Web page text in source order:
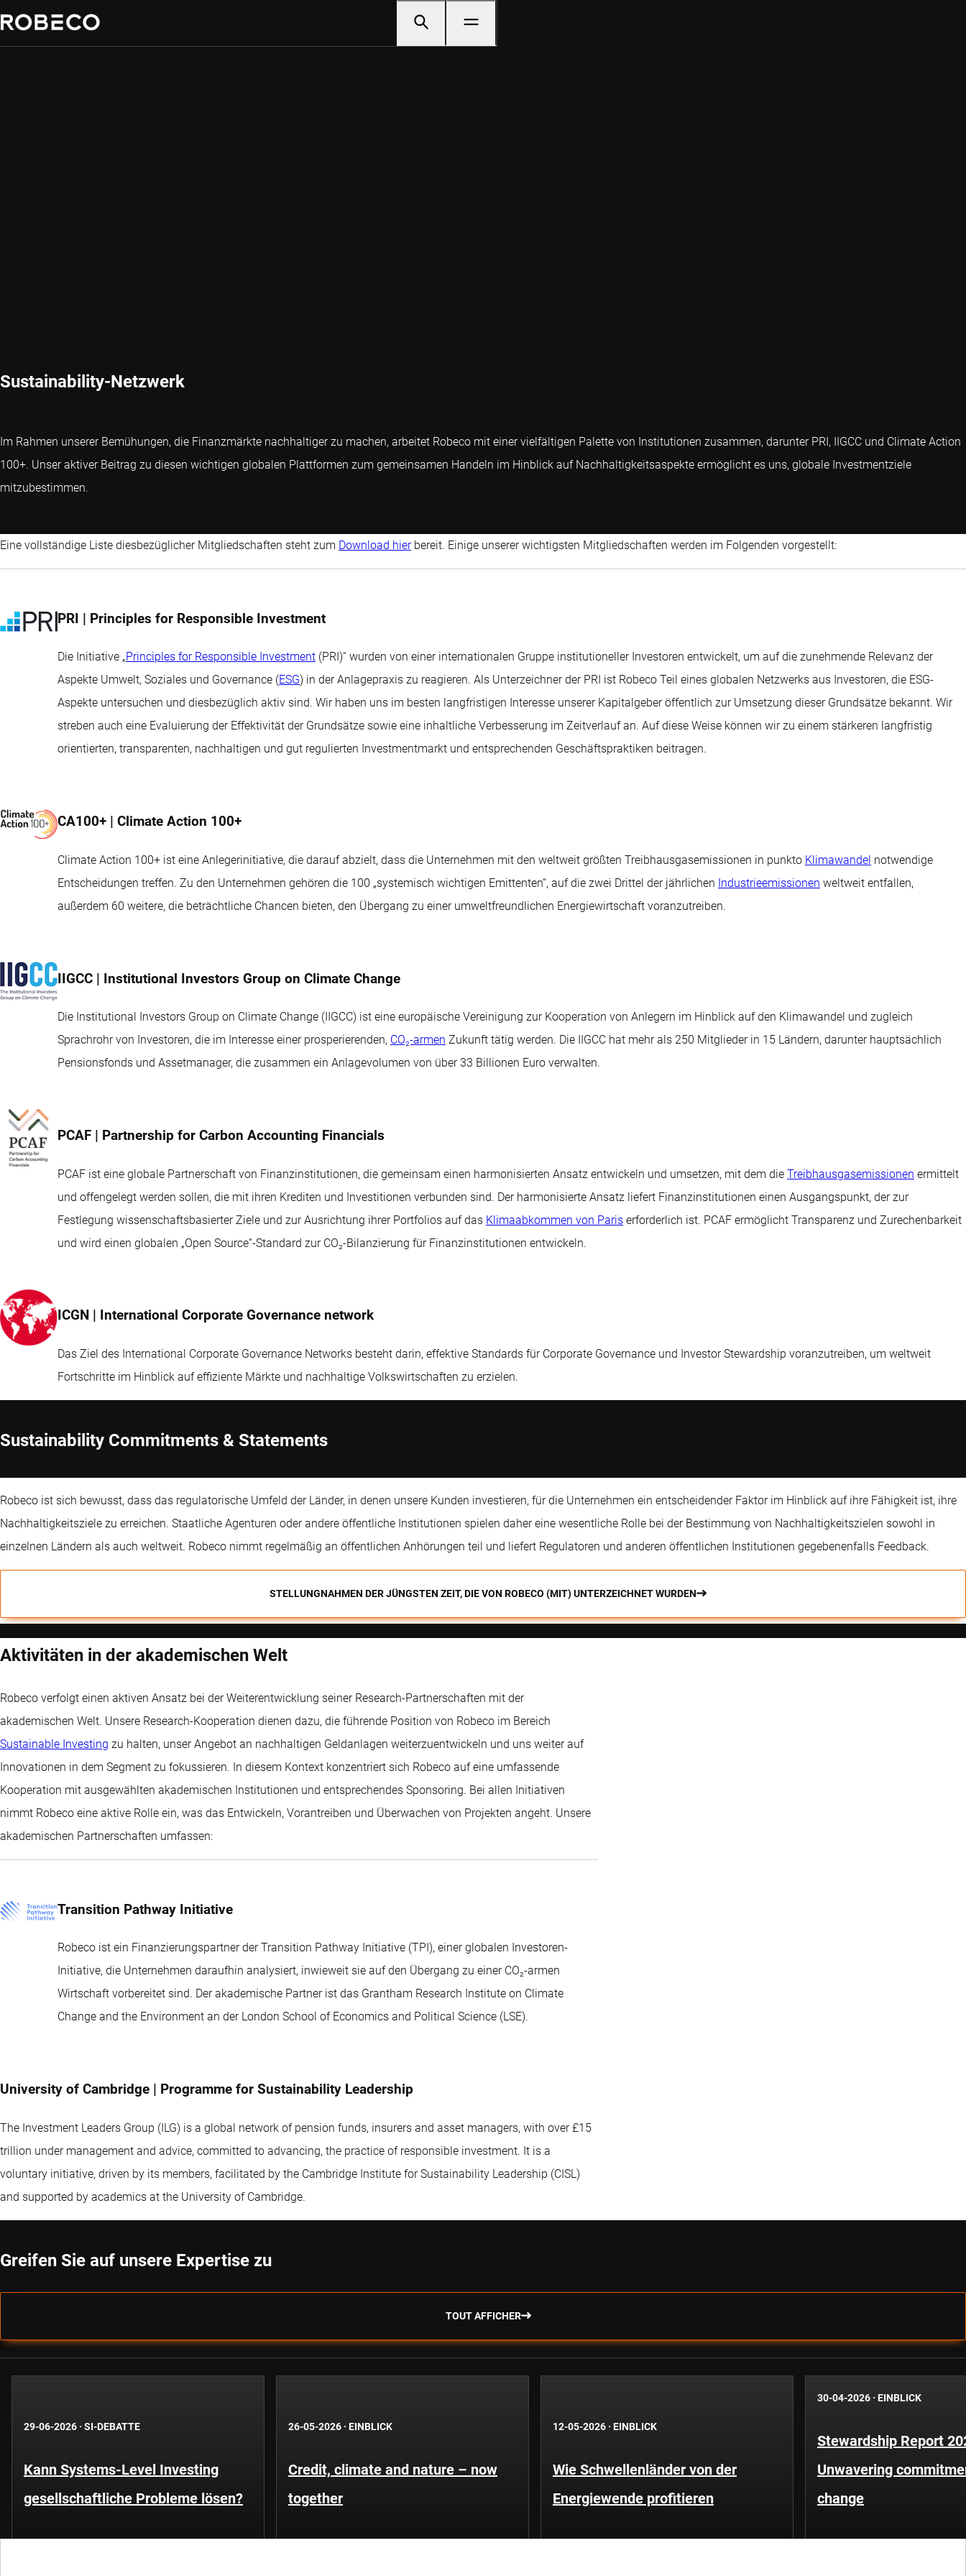
Sustainability-Netzwerk
Im Rahmen unserer Bemühungen, die Finanzmärkte nachhaltiger zu machen, arbeitet Robeco mit einer vielfältigen Palette von Institutionen zusammen, darunter PRI, IIGCC und Climate Action
100+. Unser aktiver Beitrag zu diesen wichtigen globalen Plattformen zum gemeinsamen Handeln im Hinblick auf Nachhaltigkeitsaspekte ermöglicht es uns, globale Investmentziele
mitzubestimmen.
Eine vollständige Liste diesbezüglicher Mitgliedschaften steht zum Download hierbereit. Einige unserer wichtigsten Mitgliedschaften werden im Folgenden vorgestellt:
PRI | Principles for Responsible Investment
Die Initiative „Principles for Responsible Investment (PRI)“ wurden von einer internationalen Gruppe institutioneller Investoren entwickelt, um auf die zunehmende Relevanz der
Aspekte Umwelt, Soziales und Governance (ESG) in der Anlagepraxis zu reagieren. Als Unterzeichner der PRI ist Robeco Teil eines globalen Netzwerks aus Investoren, die ESG-
Aspekte untersuchen und diesbezüglich aktiv sind. Wir haben uns im besten langfristigen Interesse unserer Kapitalgeber öffentlich zur Umsetzung dieser Grundsätze bekannt. Wir
streben auch eine Evaluierung der Effektivität der Grundsätze sowie eine inhaltliche Verbesserung im Zeitverlauf an. Auf diese Weise können wir zu einem stärkeren langfristig
orientierten, transparenten, nachhaltigen und gut regulierten Investmentmarkt und entsprechenden Geschäftspraktiken beitragen.
CA100+ | Climate Action 100+
Climate Action 100+ ist eine Anlegerinitiative, die darauf abzielt, dass die Unternehmen mit den weltweit größten Treibhausgasemissionen in punkto Klimawandel notwendige
Entscheidungen treffen. Zu den Unternehmen gehören die 100 „systemisch wichtigen Emittenten“, auf die zwei Drittel der jährlichen Industrieemissionen weltweit entfallen,
außerdem 60 weitere, die beträchtliche Chancen bieten, den Übergang zu einer umweltfreundlichen Energiewirtschaft voranzutreiben.
IIGCC | Institutional Investors Group on Climate Change
Die Institutional Investors Group on Climate Change (IIGCC) ist eine europäische Vereinigung zur Kooperation von Anlegern im Hinblick auf den Klimawandel und zugleich
Sprachrohr von Investoren, die im Interesse einer prosperierenden, CO₂-armen Zukunft tätig werden. Die IIGCC hat mehr als 250 Mitglieder in 15 Ländern, darunter hauptsächlich
Pensionsfonds und Assetmanager, die zusammen ein Anlagevolumen von über 33 Billionen Euro verwalten.
PCAF | Partnership for Carbon Accounting Financials
PCAF ist eine globale Partnerschaft von Finanzinstitutionen, die gemeinsam einen harmonisierten Ansatz entwickeln und umsetzen, mit dem die Treibhausgasemissionen ermittelt
und offengelegt werden sollen, die mit ihren Krediten und Investitionen verbunden sind. Der harmonisierte Ansatz liefert Finanzinstitutionen einen Ausgangspunkt, der zur
Festlegung wissenschaftsbasierter Ziele und zur Ausrichtung ihrer Portfolios auf das Klimaabkommen von Paris erforderlich ist. PCAF ermöglicht Transparenz und Zurechenbarkeit
und wird einen globalen „Open Source“-Standard zur CO₂-Bilanzierung für Finanzinstitutionen entwickeln.
ICGN | International Corporate Governance network
Das Ziel des International Corporate Governance Networks besteht darin, effektive Standards für Corporate Governance und Investor Stewardship voranzutreiben, um weltweit
Fortschritte im Hinblick auf effiziente Märkte und nachhaltige Volkswirtschaften zu erzielen.
Sustainability Commitments & Statements
Robeco ist sich bewusst, dass das regulatorische Umfeld der Länder, in denen unsere Kunden investieren, für die Unternehmen ein entscheidender Faktor im Hinblick auf ihre Fähigkeit ist, ihre
Nachhaltigkeitsziele zu erreichen. Staatliche Agenturen oder andere öffentliche Institutionen spielen daher eine wesentliche Rolle bei der Bestimmung von Nachhaltigkeitszielen sowohl in
einzelnen Ländern als auch weltweit. Robeco nimmt regelmäßig an öffentlichen Anhörungen teil und liefert Regulatoren und anderen öffentlichen Institutionen gegebenenfalls Feedback.
STELLUNGNAHMEN DER JÜNGSTEN ZEIT, DIE VON ROBECO (MIT) UNTERZEICHNET WURDEN
Aktivitäten in der akademischen Welt
Robeco verfolgt einen aktiven Ansatz bei der Weiterentwicklung seiner Research-Partnerschaften mit der
akademischen Welt. Unsere Research-Kooperation dienen dazu, die führende Position von Robeco im Bereich
Sustainable Investing zu halten, unser Angebot an nachhaltigen Geldanlagen weiterzuentwickeln und uns weiter auf
Innovationen in dem Segment zu fokussieren. In diesem Kontext konzentriert sich Robeco auf eine umfassende
Kooperation mit ausgewählten akademischen Institutionen und entsprechendes Sponsoring. Bei allen Initiativen
nimmt Robeco eine aktive Rolle ein, was das Entwickeln, Vorantreiben und Überwachen von Projekten angeht. Unsere
akademischen Partnerschaften umfassen:
Transition Pathway Initiative
Robeco ist ein Finanzierungspartner der Transition Pathway Initiative (TPI), einer globalen Investoren-
Initiative, die Unternehmen daraufhin analysiert, inwieweit sie auf den Übergang zu einer CO₂-armen
Wirtschaft vorbereitet sind. Der akademische Partner ist das Grantham Research Institute on Climate
Change and the Environment an der London School of Economics and Political Science (LSE).
University of Cambridge | Programme for Sustainability Leadership
The Investment Leaders Group (ILG) is a global network of pension funds, insurers and asset managers, with over £15
trillion under management and advice, committed to advancing, the practice of responsible investment. It is a
voluntary initiative, driven by its members, facilitated by the Cambridge Institute for Sustainability Leadership (CISL)
and supported by academics at the University of Cambridge.
Greifen Sie auf unsere Expertise zu
TOUT AFFICHER
29-06-2026 · SI-DEBATTE
Kann Systems-Level Investing
gesellschaftliche Probleme lösen?
26-05-2026 · EINBLICK
Credit, climate and nature – now
together
12-05-2026 · EINBLICK
Wie Schwellenländer von der
Energiewende profitieren
30-04-2026 · EINBLICK
Stewardship Report
Unwavering
change